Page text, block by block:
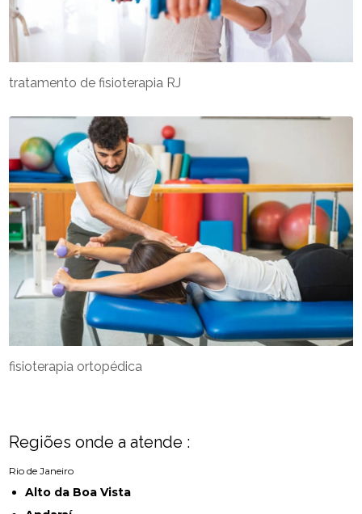
fisioterapia ortopédica
tratamento de fisioterapia RJ
Regiões onde a atende :
Rio de Janeiro
Alto da Boa Vista